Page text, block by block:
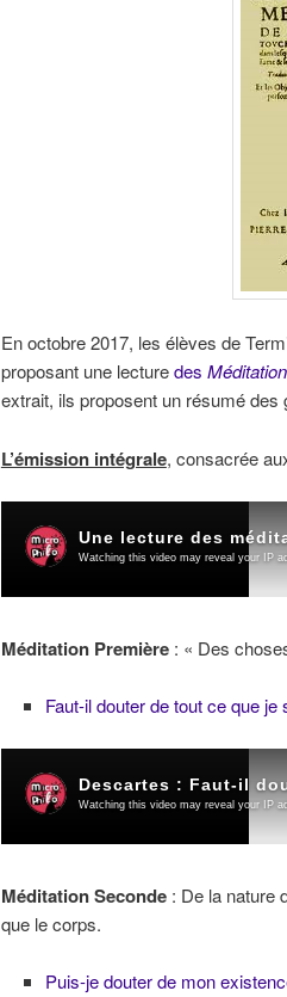
En octobre 2017, les élèves de
proposant une lecturedes
extrait, ils proposent un résumé des
L’émission intégrale, consacrée
Méditation Première: « Des
Faut-il douter de tout ce que je
Méditation Seconde: De la nature
que le corps.
Puis-je douter de mon